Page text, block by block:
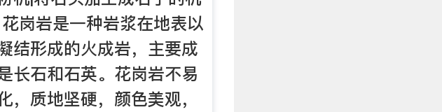
岗岩是一种岩浆在地表以
结形成的火成岩，主要成
长石和石英。花岗岩不易
，质地坚硬，颜色美观，